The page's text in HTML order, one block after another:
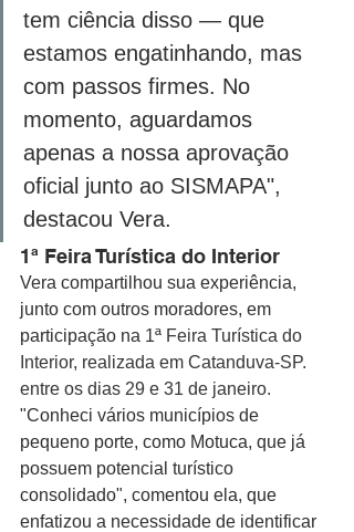
tem ciência disso — que
estamos engatinhando, mas
com passos firmes. No
momento, aguardamos
apenas a nossa aprovação
oficial junto ao SISMAPA",
destacou Vera.
1ª Feira Turística do Interior
Vera compartilhou sua experiência,
junto com outros moradores, em
participação na 1ª Feira Turística do
Interior, realizada em Catanduva-SP.
entre os dias 29 e 31 de janeiro.
"Conheci vários municípios de
pequeno porte, como Motuca, que já
possuem potencial turístico
consolidado", comentou ela, que
enfatizou a necessidade de identificar